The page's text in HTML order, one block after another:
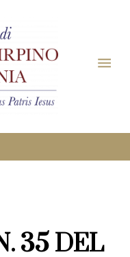
35 DEL